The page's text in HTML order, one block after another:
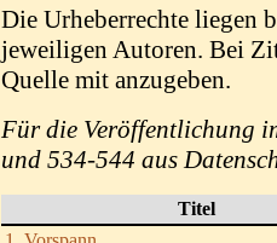
Die Urheberrechte liegen
jeweiligen Autoren. Bei
Quelle mit anzugeben.
Für die Veröffentlichung
und 534-544 aus
Titel